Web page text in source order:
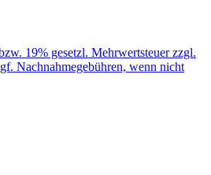
19% gesetzl. Mehrwertsteuer zzgl.
Nachnahmegebühren, wenn nicht